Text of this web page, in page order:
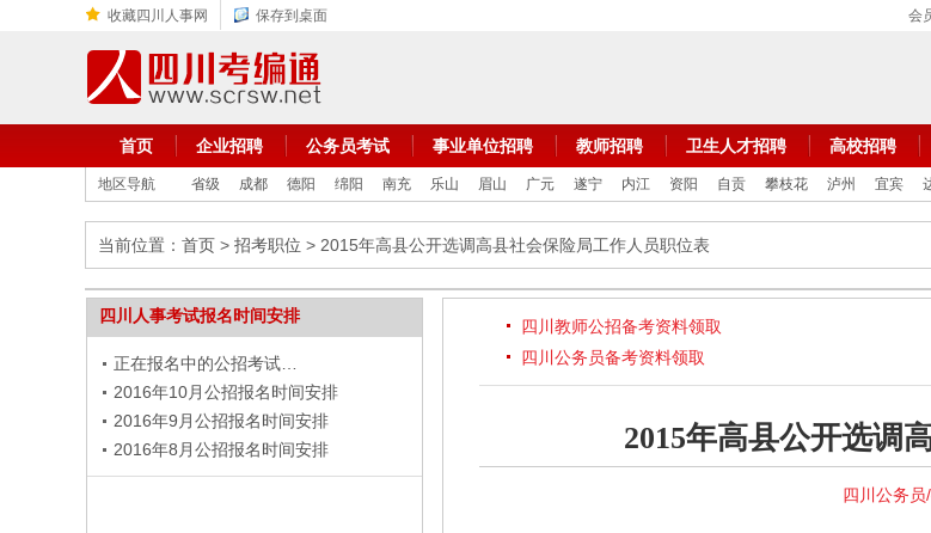
收藏四川人事网 保存到桌面 会
首页 企业招聘 公务员考试 事业单位招聘 教师招聘 卫生人才招聘 高校招聘
地区导航 省级 成都 德阳 绵阳 南充 乐山 眉山 广元 遂宁 内江 资阳 自贡 攀枝花 泸州 宜宾
当前位置： 首页 > 招考职位 > 2015年高县公开选调高县社会保险局工作人员职位表
四川人事考试报名时间安排
正在报名中的公招考试…
2016年10月公招报名时间安排
2016年9月公招报名时间安排
2016年8月公招报名时间安排
四川教师公招备考资料领取
四川公务员备考资料领取
2015年高县公开选调
四川公务